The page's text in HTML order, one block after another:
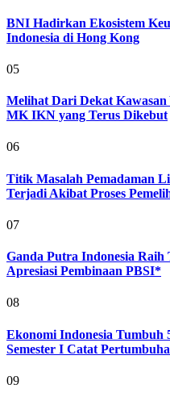
BNI Hadirkan Ekosistem
Indonesia di Hong Kong
05
Melihat Dari Dekat
MK IKN yang Terus Dikebut
06
Titik Masalah Pemadaman
Terjadi Akibat Proses
07
Ganda Putra Indonesia
Apresiasi Pembinaan PBSI*
08
Ekonomi Indonesia Tumbuh
Semester I Catat
09